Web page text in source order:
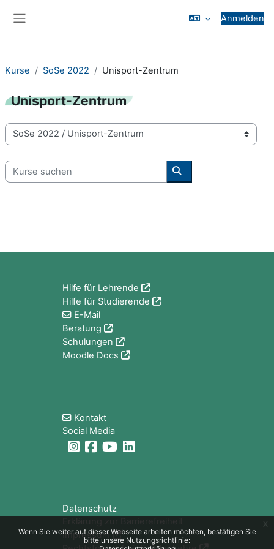
Wenn Sie weiter auf dieser Webseite arbeiten möchten, bestätigen Sie
bitte unsere Nutzungsrichtlinie:
x
Anmelden
Kurse SoSe 2022 Unisport-Zentrum
Unisport-Zentrum
Kursbereiche
Kurse suchen
Kurse suchen
Hilfe für Lehrende
Hilfe für Studierende
E-Mail
Beratung
Schulungen
Moodle Docs
Kontakt
Social Media
Datenschutz
Impressum